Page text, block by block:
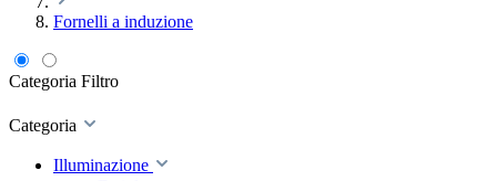
Fornelli a induzione
Categoria Filtro
Categoria
Illuminazione